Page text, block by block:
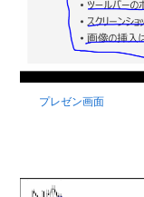
プレゼン画面